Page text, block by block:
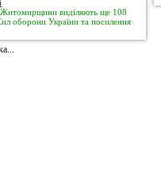
Житомирщини виділяють ще 108
оборони України та посилення